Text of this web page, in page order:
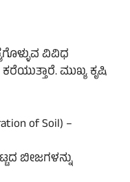
ವಿವಿಧ
ಮುಖ್ಯ ಕೃಷಿ
of Soil) –
ಬೀಜಗಳನ್ನು